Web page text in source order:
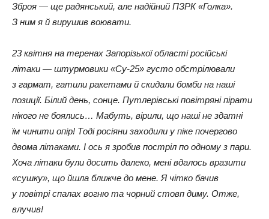
Зброя — ще радянський, але надійний ПЗРК «Голка».
З ним я й вирушив воювати.
23 квітня на теренах Запорізької області російські
літаки — штурмовики «Су-25» густо обстрілювали
з гармат, гатили ракетами й скидали бомби на наші
позиції. Білий день, сонце. Путлерівські повітряні пірати
нікого не боялись… Мабуть, вірили, що наші не здатні
їм чинити опір! Тоді росіяни заходили у піке почергово
двома літаками. І ось я зробив постріл по одному з пари.
Хоча літаки були досить далеко, мені вдалось вразити
«сушку», що йшла ближче до мене. Я чітко бачив
у повітрі спалах вогню та чорний стовп диму. Отже,
влучив!